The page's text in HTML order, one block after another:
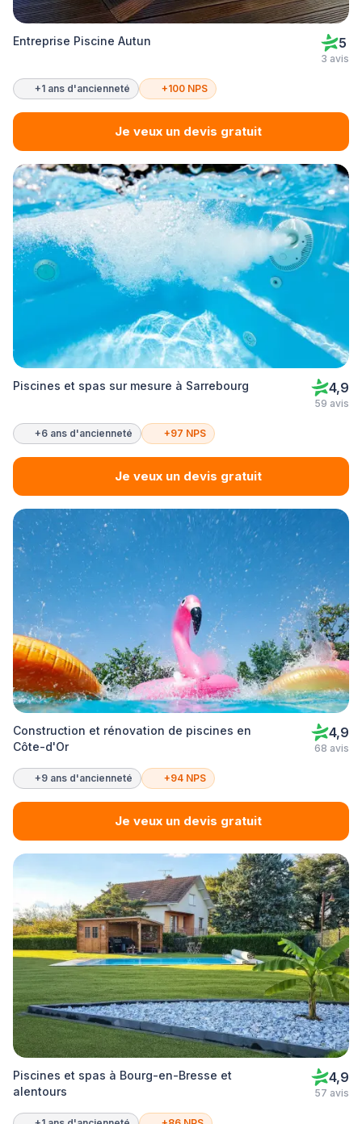
Entreprise Piscine Autun 5
3 avis
+1 ans d'ancienneté +100 NPS
Je veux un devis gratuit
Piscines et spas sur mesure à Sarrebourg 4,9
59 avis
+6 ans d'ancienneté +97 NPS
Je veux un devis gratuit
Construction et rénovation de piscines en
Côte-d'Or
4,9
68 avis
+9 ans d'ancienneté +94 NPS
Je veux un devis gratuit
Piscines et spas à Bourg-en-Bresse et
alentours
4,9
57 avis